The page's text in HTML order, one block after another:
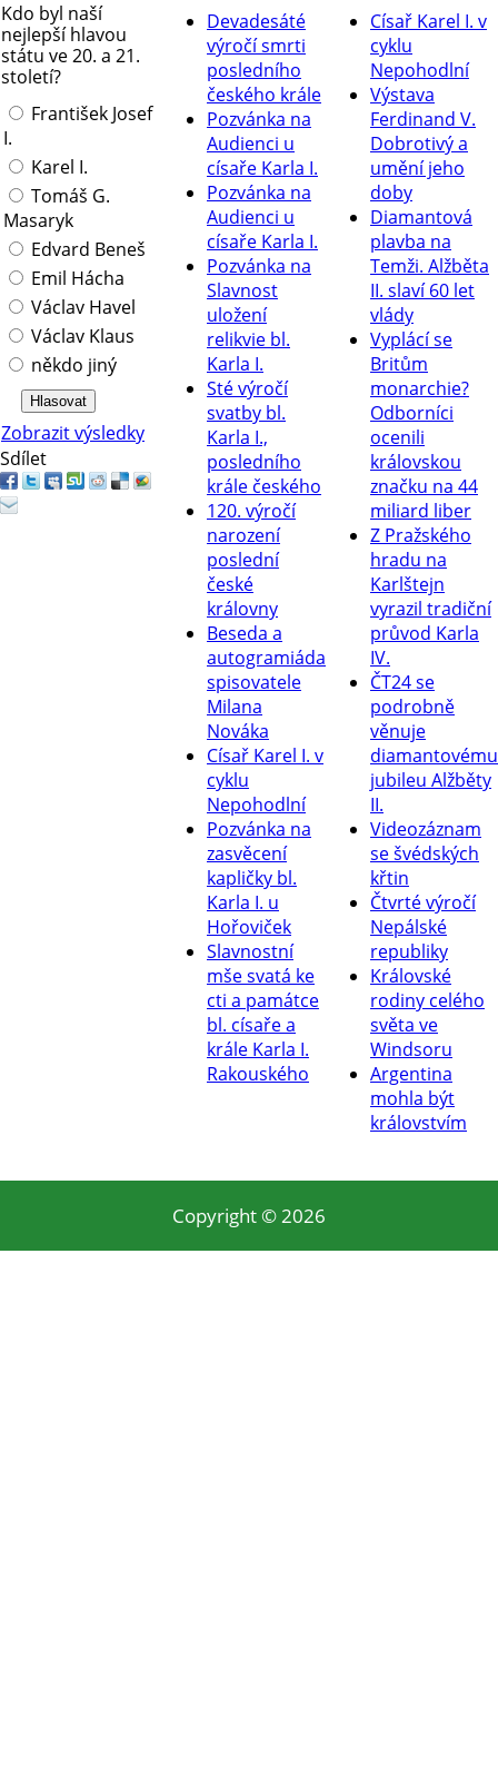
Kdo byl naší
nejlepší hlavou
státu ve 20. a 21.
století?
František Josef
I.
Karel I.
Tomáš G.
Masaryk
Edvard Beneš
Emil Hácha
Václav Havel
Václav Klaus
někdo jiný
Zobrazit výsledky
Sdílet
Devadesáté
výročí smrti
posledního
českého krále
Pozvánka na
Audienci u
císaře Karla I.
Pozvánka na
Audienci u
císaře Karla I.
Pozvánka na
Slavnost
uložení
relikvie bl.
Karla I.
Sté výročí
svatby bl.
Karla I.,
posledního
krále českého
120. výročí
narození
poslední
české
královny
Beseda a
autogramiáda
spisovatele
Milana
Nováka
Císař Karel I. v
cyklu
Nepohodlní
Pozvánka na
zasvěcení
kapličky bl.
Karla I. u
Hořoviček
Slavnostní
mše svatá ke
cti a památce
bl. císaře a
krále Karla I.
Rakouského
Císař Karel I. v
cyklu
Nepohodlní
Výstava
Ferdinand V.
Dobrotivý a
umění jeho
doby
Diamantová
plavba na
Temži. Alžběta
II. slaví 60 let
vlády
Vyplácí se
Britům
monarchie?
Odborníci
ocenili
královskou
značku na 44
miliard liber
Z Pražského
hradu na
Karlštejn
vyrazil tradiční
průvod Karla
IV.
ČT24 se
podrobně
věnuje
diamantovému
jubileu Alžběty
II.
Videozáznam
se švédských
křtin
Čtvrté výročí
Nepálské
republiky
Královské
rodiny celého
světa ve
Windsoru
Argentina
mohla být
královstvím
Copyright © 2026